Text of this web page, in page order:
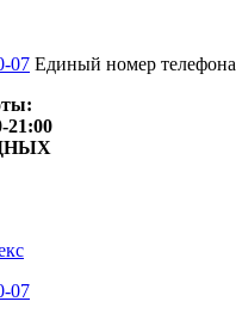
07 Единый номер телефона
07